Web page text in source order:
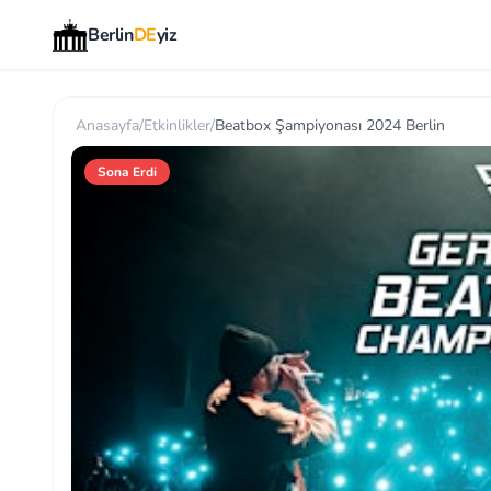
BerlinDEyiz
Anasayfa/Etkinlikler/Beatbox Şampiyonası 2024 Berlin
Sona Erdi